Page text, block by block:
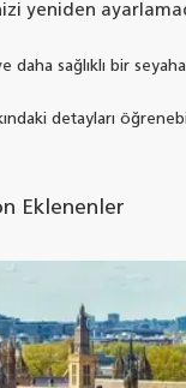
yeniden
sağlıklı bir
detayları
Eklenenler